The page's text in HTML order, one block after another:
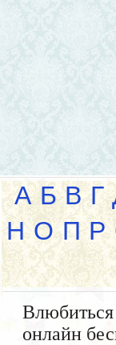
А Б В Г
Н О П Р
онлайн